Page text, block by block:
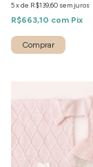
5xde R$139,60 sem juros
R$663,10 com Pix
Comprar